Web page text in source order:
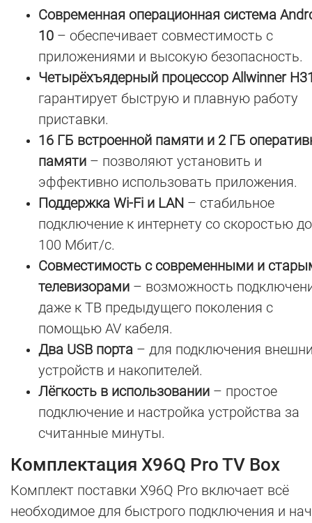
Современная операционная система
10 – обеспечивает совместимость с
приложениями и высокую безопасность.
Четырёхъядерный процессор Allwinner
гарантирует быструю и плавную работу
приставки.
16 ГБ встроенной памяти и 2 ГБ
памяти – позволяют установить и
эффективно использовать приложения.
Поддержка Wi-Fi и LAN – стабильное
подключение к интернету со скоростью до
100 Мбит/с.
Совместимость с современными и
телевизорами – возможность
даже к ТВ предыдущего поколения с
помощью AV кабеля.
Два USB порта – для подключения
устройств и накопителей.
Лёгкость в использовании – простое
подключение и настройка устройства за
считанные минуты.
Комплектация X96Q Pro TV Box
Комплект поставки X96Q Pro включает всё
необходимое для быстрого подключения и